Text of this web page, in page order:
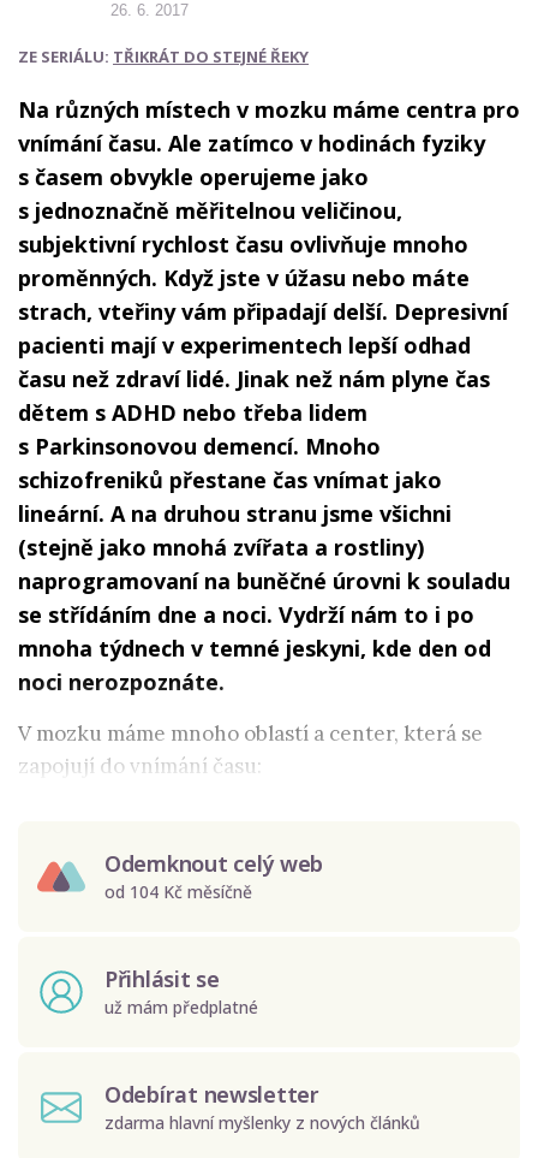
ZE SERIÁLU: TŘIKRÁT DO STEJNÉ ŘEKY
Na různých místech v mozku máme centra pro
vnímání času. Ale zatímco v hodinách fyziky
s časem obvykle operujeme jako
s jednoznačně měřitelnou veličinou,
subjektivní rychlost času ovlivňuje mnoho
proměnných. Když jste v úžasu nebo máte
strach, vteřiny vám připadají delší. Depresivní
pacienti mají v experimentech lepší odhad
času než zdraví lidé. Jinak než nám plyne čas
dětem s ADHD nebo třeba lidem
s Parkinsonovou demencí. Mnoho
schizofreniků přestane čas vnímat jako
lineární. A na druhou stranu jsme všichni
(stejně jako mnohá zvířata a rostliny)
naprogramovaní na buněčné úrovni k souladu
se střídáním dne a noci. Vydrží nám to i po
mnoha týdnech v temné jeskyni, kde den od
noci nerozpoznáte.
V mozku máme mnoho oblastí a center, která se
zapojují do vnímání času:
Odemknout celý web
od 104 Kč měsíčně
Přihlásit se
už mám předplatné
Odebírat newsletter
zdarma hlavní myšlenky z nových článků
26. 6. 2017